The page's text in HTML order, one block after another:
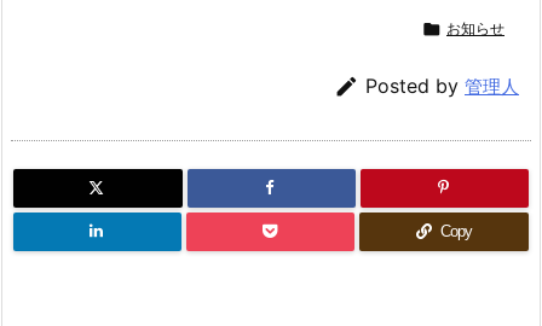
 お知らせ
 Posted by 管理人
Copy